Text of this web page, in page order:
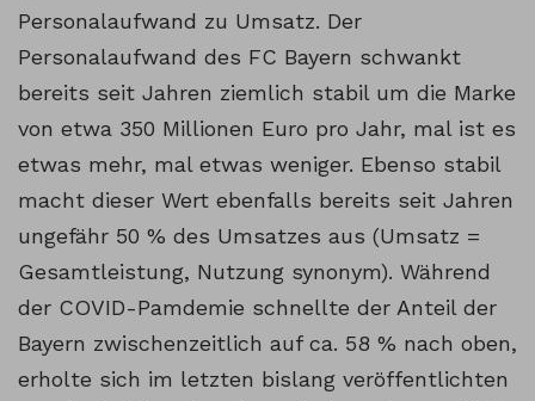
Personalaufwand zu Umsatz. Der
Personalaufwand des FC Bayern schwankt
bereits seit Jahren ziemlich stabil um die Marke
von etwa 350 Millionen Euro pro Jahr, mal ist es
etwas mehr, mal etwas weniger. Ebenso stabil
macht dieser Wert ebenfalls bereits seit Jahren
ungefähr 50 % des Umsatzes aus (Umsatz =
Gesamtleistung, Nutzung synonym). Während
der COVID-Pamdemie schnellte der Anteil der
Bayern zwischenzeitlich auf ca. 58 % nach oben,
erholte sich im letzten bislang veröffentlichten